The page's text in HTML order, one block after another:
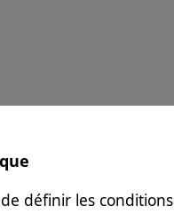
définir les conditions